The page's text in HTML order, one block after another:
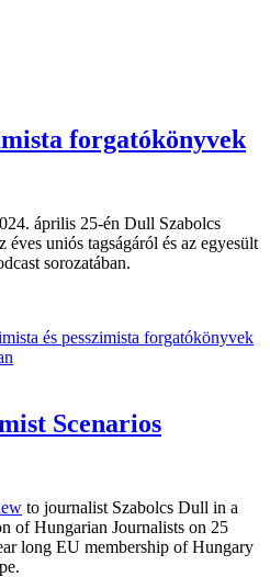
forgatókönyvek
április 25-én Dull Szabolcs
uniós tagságáról és az egyesült
sorozatában.
és pesszimista forgatókönyvek
Scenarios
to journalist Szabolcs Dull in a
of Hungarian Journalists on 25
long EU membership of Hungary